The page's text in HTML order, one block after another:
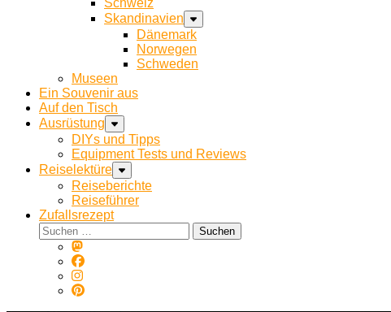
Schweiz
Skandinavien
Dänemark
Norwegen
Schweden
Museen
Ein Souvenir aus
Auf den Tisch
Ausrüstung
DIYs und Tipps
Equipment Tests und Reviews
Reiselektüre
Reiseberichte
Reiseführer
Zufallsrezept
Suchen
nach: